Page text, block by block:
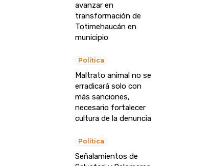
avanzar en
transformación de
Totimehaucán en
municipio
Política
Maltrato animal no se
erradicará solo con
más sanciones,
necesario fortalecer
cultura de la denuncia
Política
Señalamientos de